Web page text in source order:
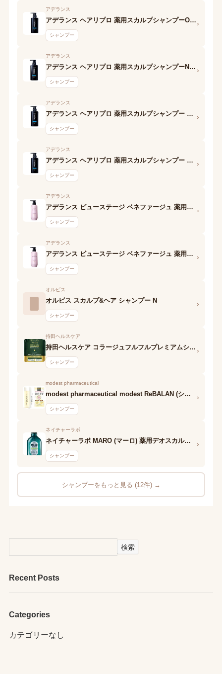
アデランス
アデランス ヘアリプロ 薬用スカルプシャンプーOily
シャンプー
›
アデランス
アデランス ヘアリプロ 薬用スカルプシャンプーNormal&Dry
シャンプー
›
アデランス
アデランス ヘアリプロ 薬用スカルプシャンプー MEGA OILY
シャンプー
›
アデランス
アデランス ヘアリプロ 薬用スカルプシャンプー GIGA OILY
シャンプー
›
アデランス
アデランス ビューステージ ベネファージュ 薬用シャンプー(Volume Control EX)
シャンプー
›
アデランス
アデランス ビューステージ ベネファージュ 薬用シャンプー(Moisture Control EX)
シャンプー
›
オルビス
オルビス スカルプ&ヘア シャンプー N
シャンプー
›
持田ヘルスケア
持田ヘルスケア コラージュフルフルプレミアムシャンプー
シャンプー
›
modest pharmaceutical
modest pharmaceutical modest ReBALAN (シャンプー)
シャンプー
›
ネイチャーラボ
ネイチャーラボ MARO (マーロ) 薬用デオスカルプシャンプー
シャンプー
›
シャンプーをもっと見る (12件) →
検索
Recent Posts
Categories
カテゴリーなし